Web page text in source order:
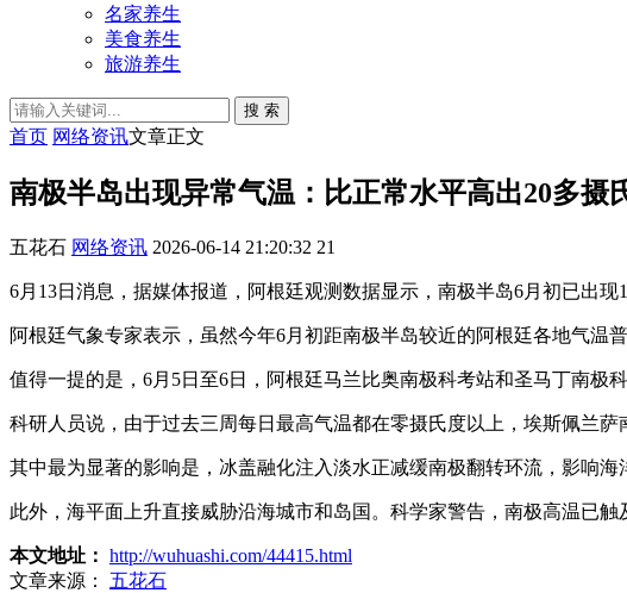
名家养生
美食养生
旅游养生
搜 索
首页 网络资讯文章正文
南极半岛出现异常气温：比正常水平高出20多摄
五花石 网络资讯 2026-06-14 21:20:32 21
6月13日消息，据媒体报道，阿根廷观测数据显示，南极半岛6月初已出
阿根廷气象专家表示，虽然今年6月初距南极半岛较近的阿根廷各地气温
值得一提的是，6月5日至6日，阿根廷马兰比奥南极科考站和圣马丁南极
科研人员说，由于过去三周每日最高气温都在零摄氏度以上，埃斯佩兰
其中最为显著的影响是，冰盖融化注入淡水正减缓南极翻转环流，影响
此外，海平面上升直接威胁沿海城市和岛国。科学家警告，南极高温已
本文地址： http://wuhuashi.com/44415.html
文章来源：
五花石